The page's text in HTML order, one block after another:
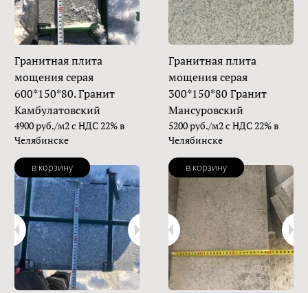
Гранитная плита
мощения серая
600*150*80. Гранит
Камбулатовский
4900 руб./м2 с НДС 22% в
Челябинске
в корзину
Гранитная плита
мощения серая
300*150*80 Гранит
Мансуровский
5200 руб./м2 с НДС 22% в
Челябинске
в корзину